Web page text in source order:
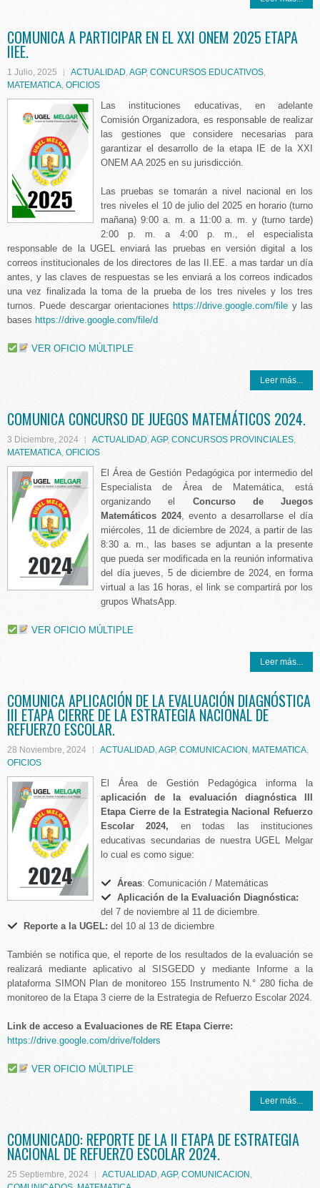
COMUNICA A PARTICIPAR EN EL XXI ONEM 2025 ETAPA
IIEE.
1 Julio, 2025 ACTUALIDAD,AGP, CONCURSOS EDUCATIVOS,
MATEMATICA, OFICIOS
Las instituciones educativas, en adelante
Comisión Organizadora, es responsable de realizar
las gestiones que considere necesarias para
garantizar el desarrollo de la etapa IE de la XXI
ONEM AA 2025 en su jurisdicción.
Las pruebas se tomarán a nivel nacional en los
tres niveles el 10 de julio del 2025 en horario (turno
mañana) 9:00 a. m. a 11:00 a. m. y (turno tarde)
2:00 p. m. a 4:00 p. m., el especialista
responsable de la UGEL enviará las pruebas en versión digital a los
correos institucionales de los directores de las II.EE. a mas tardar un día
antes, y las claves de respuestas se les enviará a los correos indicados
una vez finalizada la toma de la prueba de los tres niveles y los tres
turnos. Puede descargar orientaciones https://drive.google.com/file y las
bases https://drive.google.com/file/d
VER OFICIO MÚLTIPLE
Leer más...
COMUNICA CONCURSO DE JUEGOS MATEMÁTICOS 2024.
3 Diciembre, 2024 ACTUALIDAD,AGP, CONCURSOS PROVINCIALES,
MATEMATICA, OFICIOS
El Área de Gestión Pedagógica por intermedio del
Especialista de Área de Matemática, está
organizando el Concurso de Juegos
Matemáticos 2024, evento a desarrollarse el día
miércoles, 11 de diciembre de 2024, a partir de las
8:30 a. m., las bases se adjuntan a la presente
que pueda ser modificada en la reunión informativa
del día jueves, 5 de diciembre de 2024, en forma
virtual a las 16 horas, el link se compartirá por los
grupos WhatsApp.
VER OFICIO MÚLTIPLE
Leer más...
COMUNICA APLICACIÓN DE LA EVALUACIÓN DIAGNÓSTICA
III ETAPA CIERRE DE LA ESTRATEGIA NACIONAL DE
REFUERZO ESCOLAR.
28 Noviembre, 2024 ACTUALIDAD,AGP, COMUNICACION , MATEMATICA,
OFICIOS
El Área de Gestión Pedagógica informa la
aplicación de la evaluación diagnóstica
Etapa Cierre de la Estrategia Nacional Refuerzo
Escolar 2024, en todas las instituciones
educativas secundarias de nuestra UGEL Melgar
lo cual es como sigue:
Áreas: Comunicación / Matemáticas
Aplicación de la Evaluación Diagnóstica:
del 7 de noviembre al 11 de diciembre.
Reporte a la UGEL: del 10 al 13 de diciembre
También se notifica que, el reporte de los resultados de la evaluación se
realizará mediante aplicativo al SISGEDD y mediante Informe a la
plataforma SIMON Plan de monitoreo 155 Instrumento N.° 280 ficha de
monitoreo de la Etapa 3 cierre de la Estrategia de Refuerzo Escolar 2024.
Link de acceso a Evaluaciones de RE Etapa Cierre:
https://drive.google.com/drive/folders
VER OFICIO MÚLTIPLE
Leer más...
COMUNICADO: REPORTE DE LA II ETAPA DE ESTRATEGIA
NACIONAL DE REFUERZO ESCOLAR 2024.
25 Septiembre, 2024 ACTUALIDAD,AGP, COMUNICACION ,